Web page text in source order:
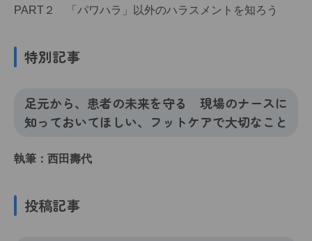
PART２ 「パワハラ」以外のハラスメントを知ろう
特別記事
足元から、患者の未来を守る 現場のナースに
知っておいてほしい、フットケアで大切なこと
執筆：西田壽代
投稿記事